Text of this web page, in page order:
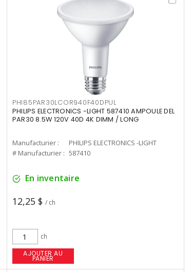
PHI85PAR30LCOR940F40DPUL
PHILIPS ELECTRONICS -LIGHT 587410 AMPOULE DEL
PAR30 8.5W 120V 40D 4K DIMM / LONG
Manufacturier :
PHILIPS ELECTRONICS -LIGHT
# Manufacturier : 587410
En inventaire
12,25 $ / ch
ch
AJOUTER AU
PANIER